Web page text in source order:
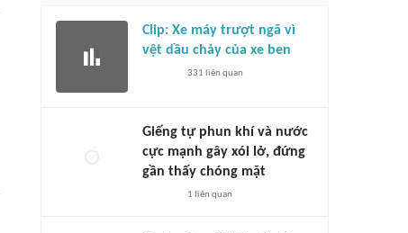
Clip: Xe máy trượt ngã vì
vệt dầu chảy của xe ben
331 liên quan
Giếng tự phun khí và nước
cực mạnh gây xói lở, đứng
gần thấy chóng mặt
1 liên quan